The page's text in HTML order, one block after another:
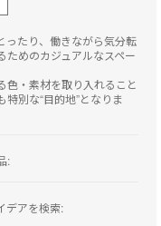
ったり、働きながら気分転
ためのカジュアルなスペー
色・素材を取り入れること
別な“目的地”となりま
:
デアを検索: